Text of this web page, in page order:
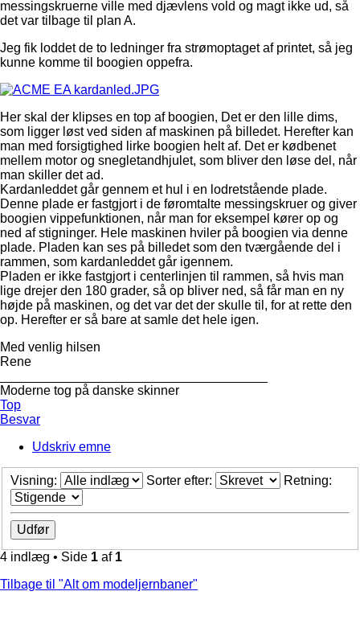
messingskruerne ville med djævlens vold og magt ikke ud, så
det var tilbage til plan A.
Jeg fik loddet de to ledninger fra strømoptaget af printet, så jeg
kunne komme til boogien oppefra.
Her skal der klipses en top af boogien, Det er den lille dims,
som ligger løst ved siden af maskinen på billedet. Herefter kan
man med forsigtighed lirke boogien helt af. Det er kødbenet
mellem motor og snegletandhjulet, som bliver den løse del, når
man skiller det ad.
Kardanleddet går gennem et hul i en lodretstående plade.
Denne plade er fastgjort i de føromtalte messingskruer og giver
boogien vippefunktionen, når man for eksempel kører op og
ned af stigninger. Hele maskinen hviler på boogien via denne
plade. Pladen kan ses på billedet som den tværgående del i
rammen, som kardanleddet går igennem.
Pladen er ikke fastgjort i centerlinjen til rammen, så hvis man
lige drejer den 180 grader, så op bliver ned, så får man en ny
højde på maskinen, og det var det der skulle til, for at rette den
op. Herefter er så bare at samle det hele igen.
Med venlig hilsen
Rene
Moderne tog på danske skinner
Top
Besvar
Udskriv emne
Visning: Sorter efter: Retning:
4 indlæg • Side 1 af 1
Tilbage til "Alt om modeljernbaner"